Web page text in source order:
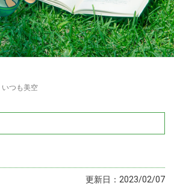
いつも美空
更新日：2023/02/07